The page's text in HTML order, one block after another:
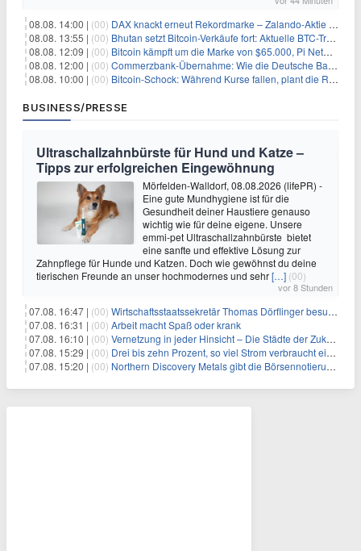
08.08. 14:00 | (00) DAX knackt erneut Rekordmarke – Zalando-Aktie crasht nach Quartalszahlen
08.08. 13:55 | (00) Bhutan setzt Bitcoin-Verkäufe fort: Aktuelle BTC-Transaktionen
08.08. 12:09 | (00) Bitcoin kämpft um die Marke von $65.000, Pi Network gewinnt an Unterstützung
08.08. 12:00 | (00) Commerzbank-Übernahme: Wie die Deutsche Bank im Schatten zum großen Gewinner wird
08.08. 10:00 | (00) Bitcoin-Schock: Während Kurse fallen, plant die Regierung die Steuer-Bombe
BUSINESS/PRESSE
Ultraschallzahnbürste für Hund und Katze –
Tipps zur erfolgreichen Eingewöhnung
Mörfelden-Walldorf, 08.08.2026 (lifePR) -
Eine gute Mundhygiene ist für die
Gesundheit deiner Haustiere genauso
wichtig wie für deine eigene. Unsere
emmi-pet Ultraschallzahnbürste bietet
eine sanfte und effektive Lösung zur
Zahnpflege für Hunde und Katzen. Doch wie gewöhnst du deine
tierischen Freunde an unser hochmodernes und sehr[…] (00)
vor 8 Stunden
07.08. 16:47 | (00) Wirtschaftsstaatssekretär Thomas Dörflinger besucht Handwerksbetrieb im Kammerbezirk Freiburg
07.08. 16:31 | (00) Arbeit macht Spaß oder krank
07.08. 16:10 | (00) Vernetzung in jeder Hinsicht – Die Städte der Zukunft sind grün-blau
07.08. 15:29 | (00) Drei bis zehn Prozent, so viel Strom verbraucht ein Aufzug im Gebäude
07.08. 15:20 | (00) Northern Discovery Metals gibt die Börsennotierung an der Frankfurter Wertpapierbörse bekannt